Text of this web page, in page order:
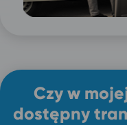
Czy w
dostępny